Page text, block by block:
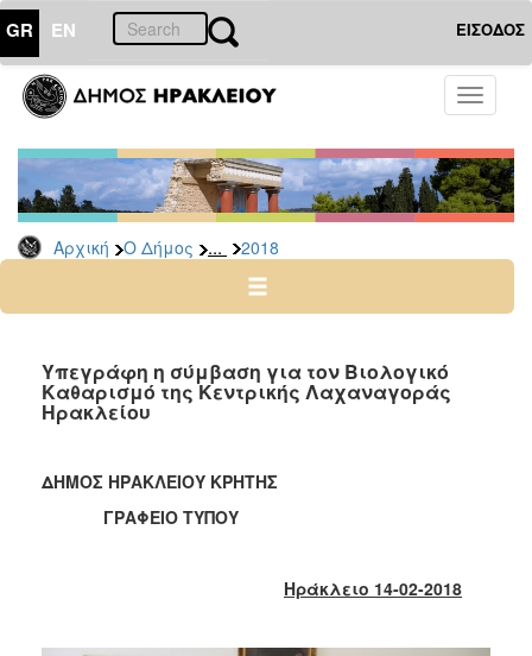
GR EN ΕΙΣΟΔΟΣ
Toggle
Αρχική Ο Δήμος ... 2018
ΔΗΜΟΣ
Δελτία
Τύπου
Αρχείο
2026
2024
2022
2021
2015
Υπεγράφη η σύμβαση για τον Βιολογικό
Καθαρισμό της Κεντρικής Λαχαναγοράς
Ηρακλείου
ΔΗΜΟΣ ΗΡΑΚΛΕΙΟΥ ΚΡΗΤΗΣ
ΓΡΑΦΕΙΟ ΤΥΠΟΥ
Ηράκλειο 14-02-2018